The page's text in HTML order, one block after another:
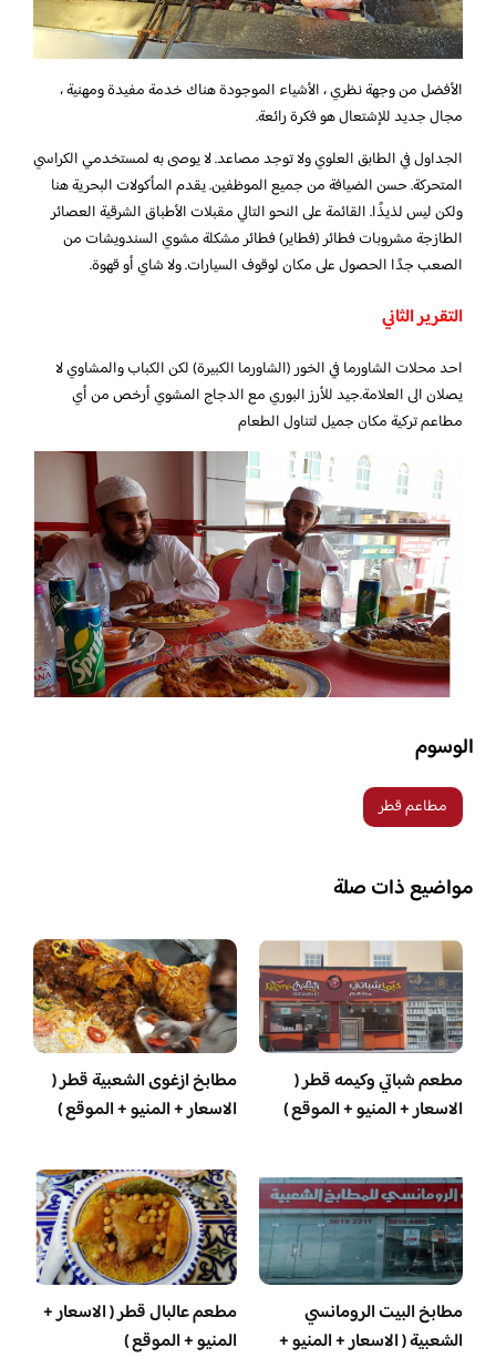
الأفضل من وجهة نظري ، الأشياء الموجودة هناك خدمة مفيدة ومهنية ،
مجال جديد للإشتعال هو فكرة رائعة.
الجداول في الطابق العلوي ولا توجد مصاعد. لا يوصى به لمستخدمي الكراسي
المتحركة. حسن الضيافة من جميع الموظفين. يقدم المأكولات البحرية هنا
ولكن ليس لذيذًا. القائمة على النحو التالي مقبلات الأطباق الشرقية العصائر
الطازجة مشروبات فطائر (فطاير) فطائر مشكلة مشوي السندويشات من
الصعب جدًا الحصول على مكان لوقوف السيارات. ولا شاي أو قهوة.
التقرير الثاني
احد محلات الشاورما في الخور (الشاورما الكبيرة) لكن الكباب والمشاوي لا
يصلان الى العلامة.جيد للأرز البوري مع الدجاج المشوي أرخص من أي
مطاعم تركية مكان جميل لتناول الطعام
الوسوم
مطاعم قطر
مواضيع ذات صلة
مطعم شباتي وكيمه قطر (
الاسعار + المنيو + الموقع )
مطابخ ازغوى الشعبية قطر (
الاسعار + المنيو + الموقع )
مطابخ البيت الرومانسي
الشعبية ( الاسعار + المنيو +
مطعم عالبال قطر ( الاسعار +
المنيو + الموقع )